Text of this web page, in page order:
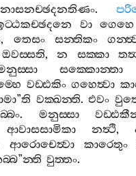
.
වා ගෙහෙ
, තෙසං සන‍්තිකං
ඔවස‍්සති,න සක‍්කා
සක‍්කොන‍්තා
වඩ‍්ඪකිං ගහෙත්‍වා
”ති වක‍්ඛන‍්ති.එවං
. මනුස‍්සා
ආවාසසාමිකා නත්‍ථි,
ආරොචෙත්‍වා කාරෙතුං
”න‍්ති වුත‍්තං.